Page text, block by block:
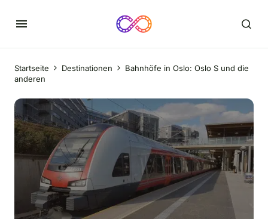
Startseite Destinationen
Bahnhöfe in Oslo: Oslo S und die
anderen